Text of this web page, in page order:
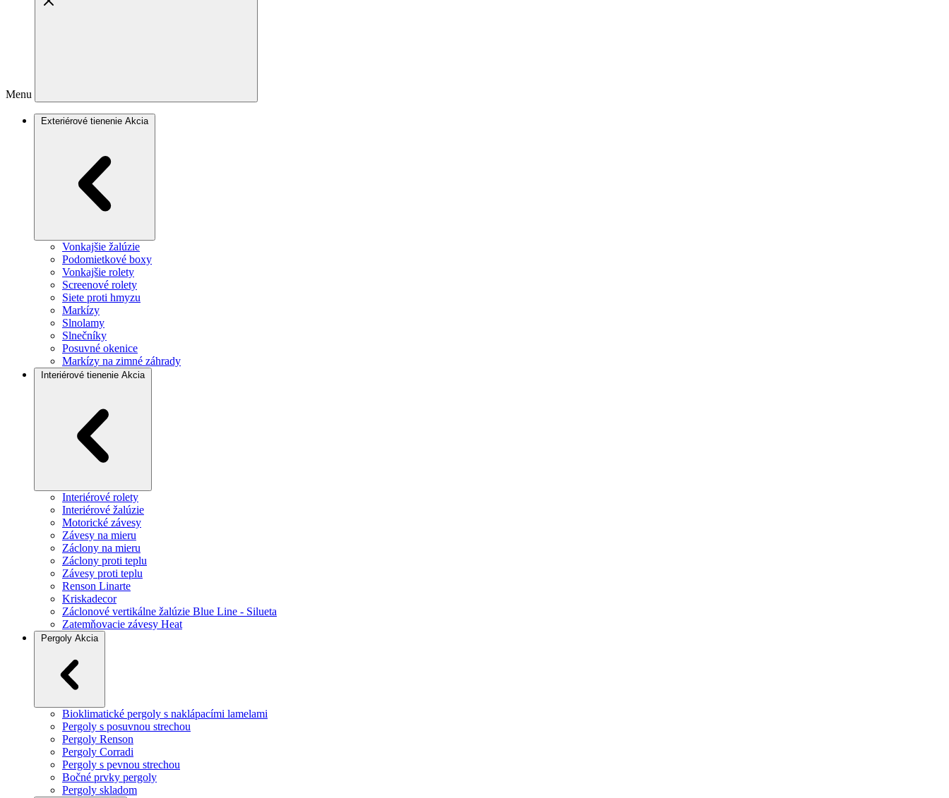
Menu
Exteriérové tienenie Akcia
Vonkajšie žalúzie
Podomietkové boxy
Vonkajšie rolety
Screenové rolety
Siete proti hmyzu
Markízy
Slnolamy
Slnečníky
Posuvné okenice
Markízy na zimné záhrady
Interiérové tienenie Akcia
Interiérové rolety
Interiérové žalúzie
Motorické závesy
Závesy na mieru
Záclony na mieru
Záclony proti teplu
Závesy proti teplu
Renson Linarte
Kriskadecor
Záclonové vertikálne žalúzie Blue Line - Silueta
Zatemňovacie závesy Heat
Pergoly Akcia
Bioklimatické pergoly s naklápacími lamelami
Pergoly s posuvnou strechou
Pergoly Renson
Pergoly Corradi
Pergoly s pevnou strechou
Bočné prvky pergoly
Pergoly skladom